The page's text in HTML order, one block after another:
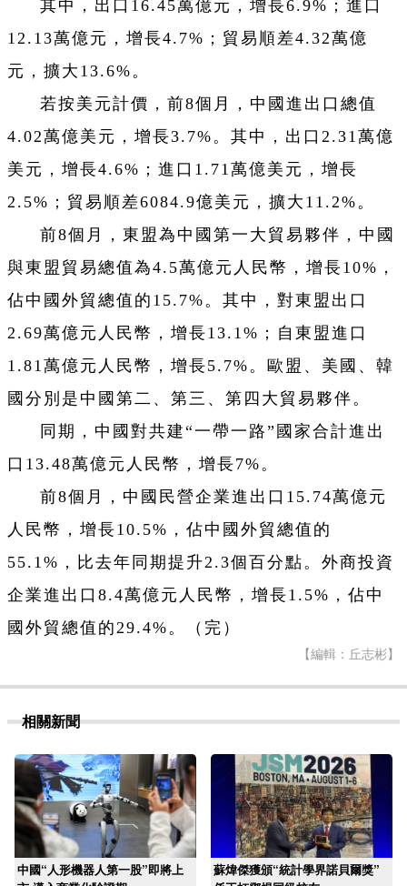
其中，出口16.45萬億元，增長6.9%；進口
12.13萬億元，增長4.7%；貿易順差4.32萬億
元，擴大13.6%。
若按美元計價，前8個月，中國進出口總值
4.02萬億美元，增長3.7%。其中，出口2.31萬億
美元，增長4.6%；進口1.71萬億美元，增長
2.5%；貿易順差6084.9億美元，擴大11.2%。
前8個月，東盟為中國第一大貿易夥伴，中國
與東盟貿易總值為4.5萬億元人民幣，增長10%，
佔中國外貿總值的15.7%。其中，對東盟出口
2.69萬億元人民幣，增長13.1%；自東盟進口
1.81萬億元人民幣，增長5.7%。歐盟、美國、韓
國分別是中國第二、第三、第四大貿易夥伴。
同期，中國對共建“一帶一路”國家合計進出
口13.48萬億元人民幣，增長7%。
前8個月，中國民營企業進出口15.74萬億元
人民幣，增長10.5%，佔中國外貿總值的
55.1%，比去年同期提升2.3個百分點。外商投資
企業進出口8.4萬億元人民幣，增長1.5%，佔中
國外貿總值的29.4%。（完）
【編輯：丘志彬】
相關新聞
中國“人形機器人第一股”即將上
蘇煒傑獲頒“統計學界諾貝爾獎”